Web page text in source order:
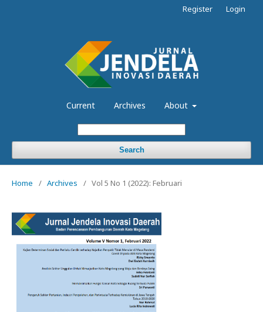
Current Archives About
Search
Register Login
Home / Archives / Vol 5 No 1 (2022): Februari